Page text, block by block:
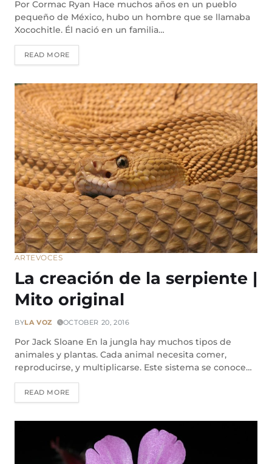
Por Cormac Ryan Hace muchos años en un pueblo
pequeño de México, hubo un hombre que se llamaba
Xocochitle. Él nació en un familia…
READ MORE
ARTEVOCES
La creación de la serpiente |
Mito original
BYLA VOZ OCTOBER 20, 2016
Por Jack Sloane En la jungla hay muchos tipos de
animales y plantas. Cada animal necesita comer,
reproducirse, y multiplicarse. Este sistema se conoce…
READ MORE